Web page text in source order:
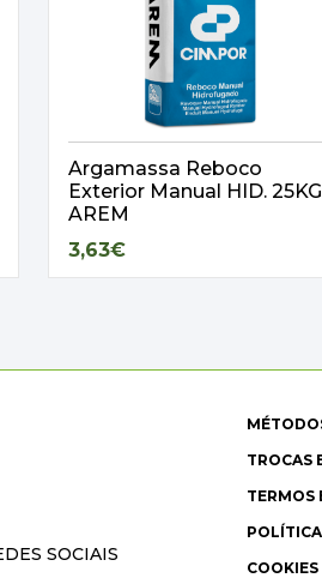
Argamassa Reboco
Exterior Manual HID. 25KG
AREM
3,63€
SOCIAIS
TROCAS
TERMOS
COOKIES